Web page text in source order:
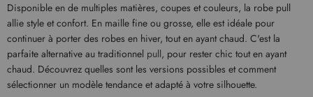
Disponible en de multiples matières, coupes et couleurs, la robe pull
allie style et confort. En maille fine ou grosse, elle est idéale pour
continuer à porter des robes en hiver, tout en ayant chaud. C'est la
parfaite alternative au traditionnel pull, pour rester chic tout en ayant
chaud. Découvrez quelles sont les versions possibles et comment
sélectionner un modèle tendance et adapté à votre silhouette.